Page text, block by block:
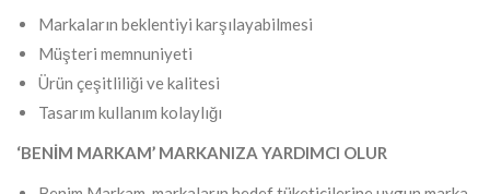
Markaların beklentiyi karşılayabilmesi
Müşteri memnuniyeti
Ürün çeşitliliği ve kalitesi
Tasarım kullanım kolaylığı
‘BENİM MARKAM’ MARKANIZA YARDIMCI OLUR